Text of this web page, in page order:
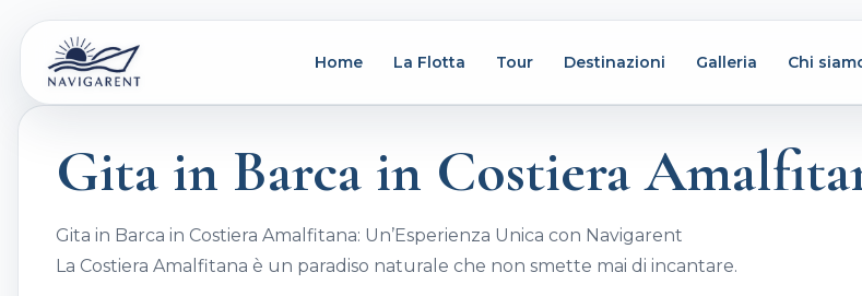
Home La Flotta Tour Destinazioni Galleria Chi
Gita in Barca in Costiera
Gita in Barca in Costiera Amalfitana: Un’Esperienza Unica con Navigarent
La Costiera Amalfitana è un paradiso naturale che non smette mai di incantare.